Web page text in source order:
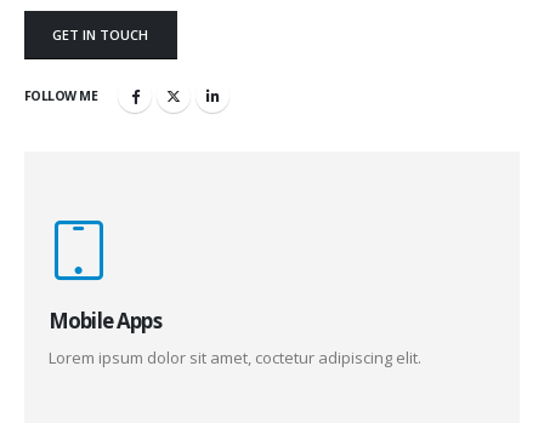
GET IN TOUCH
FOLLOW ME
Mobile Apps
Lorem ipsum dolor sit amet, coctetur adipiscing elit.